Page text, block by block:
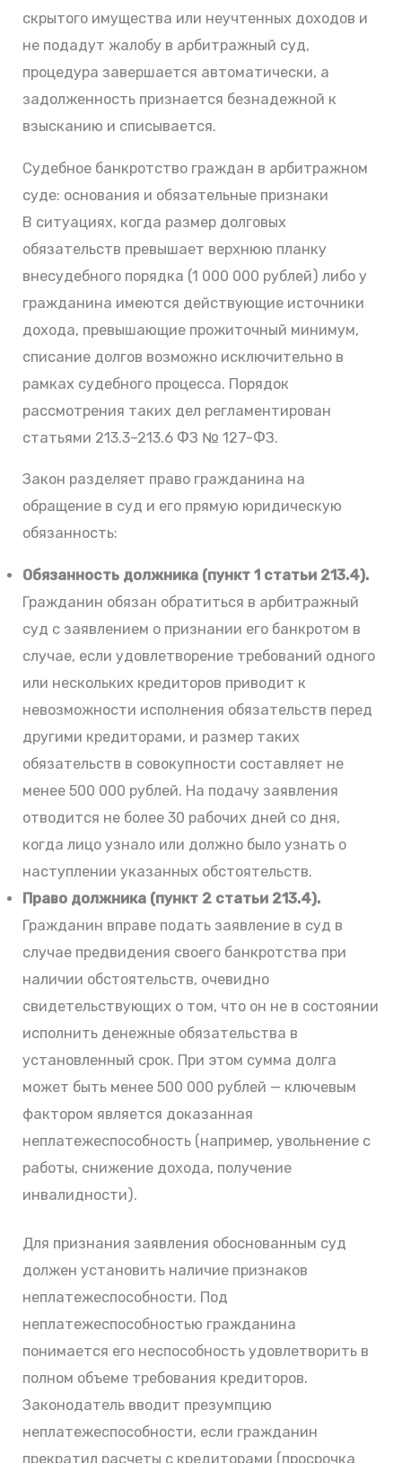
скрытого имущества или неучтенных доходов и
не подадут жалобу в арбитражный суд,
процедура завершается автоматически, а
задолженность признается безнадежной к
взысканию и списывается.
Судебное банкротство граждан в арбитражном
суде: основания и обязательные признаки
В ситуациях, когда размер долговых
обязательств превышает верхнюю планку
внесудебного порядка (1 000 000 рублей) либо у
гражданина имеются действующие источники
дохода, превышающие прожиточный минимум,
списание долгов возможно исключительно в
рамках судебного процесса. Порядок
рассмотрения таких дел регламентирован
статьями 213.3–213.6 ФЗ № 127-ФЗ.
Закон разделяет право гражданина на
обращение в суд и его прямую юридическую
обязанность:
Обязанность должника (пункт 1 статьи 213.4).
Гражданин обязан обратиться в арбитражный
суд с заявлением о признании его банкротом в
случае, если удовлетворение требований одного
или нескольких кредиторов приводит к
невозможности исполнения обязательств перед
другими кредиторами, и размер таких
обязательств в совокупности составляет не
менее 500 000 рублей. На подачу заявления
отводится не более 30 рабочих дней со дня,
когда лицо узнало или должно было узнать о
наступлении указанных обстоятельств.
Право должника (пункт 2 статьи 213.4).
Гражданин вправе подать заявление в суд в
случае предвидения своего банкротства при
наличии обстоятельств, очевидно
свидетельствующих о том, что он не в состоянии
исполнить денежные обязательства в
установленный срок. При этом сумма долга
может быть менее 500 000 рублей — ключевым
фактором является доказанная
неплатежеспособность (например, увольнение с
работы, снижение дохода, получение
инвалидности).
Для признания заявления обоснованным суд
должен установить наличие признаков
неплатежеспособности. Под
неплатежеспособностью гражданина
понимается его неспособность удовлетворить в
полном объеме требования кредиторов.
Законодатель вводит презумпцию
неплатежеспособности, если гражданин
прекратил расчеты с кредиторами (просрочка